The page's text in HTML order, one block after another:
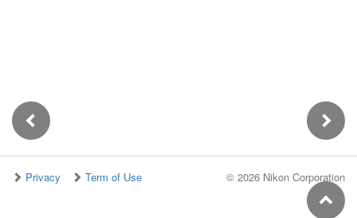
Privacy Term of Use © 2026 Nikon Corporation